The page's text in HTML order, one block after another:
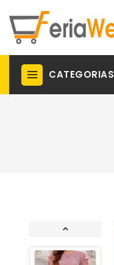
CATEGORIAS